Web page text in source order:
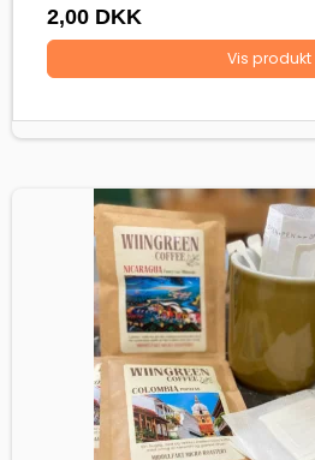
2,00 DKK
Vis produkt